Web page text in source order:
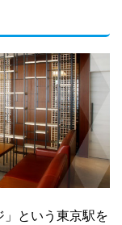
という東京駅を